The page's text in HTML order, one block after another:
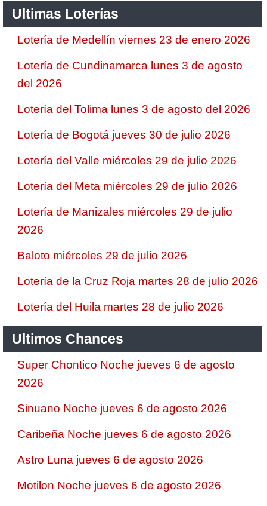
Ultimas Loterías
Lotería de Medellín viernes 23 de enero 2026
Lotería de Cundinamarca lunes 3 de agosto
del 2026
Lotería del Tolima lunes 3 de agosto del 2026
Lotería de Bogotá jueves 30 de julio 2026
Lotería del Valle miércoles 29 de julio 2026
Lotería del Meta miércoles 29 de julio 2026
Lotería de Manizales miércoles 29 de julio
2026
Baloto miércoles 29 de julio 2026
Lotería de la Cruz Roja martes 28 de julio 2026
Lotería del Huila martes 28 de julio 2026
Ultimos Chances
Super Chontico Noche jueves 6 de agosto
2026
Sinuano Noche jueves 6 de agosto 2026
Caribeña Noche jueves 6 de agosto 2026
Astro Luna jueves 6 de agosto 2026
Motilon Noche jueves 6 de agosto 2026